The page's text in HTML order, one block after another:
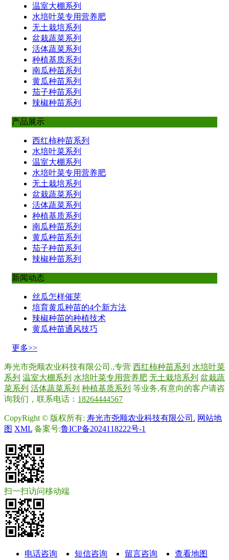
温室大棚系列
水培叶菜专用营养肥
无土栽培系列
盆栽蔬菜系列
活体蔬菜系列
种植基质系列
南瓜种苗系列
黄瓜种苗系列
茄子种苗系列
辣椒种苗系列
产品展示
西红柿种苗系列
水培叶菜系列
温室大棚系列
水培叶菜专用营养肥
无土栽培系列
盆栽蔬菜系列
活体蔬菜系列
种植基质系列
南瓜种苗系列
黄瓜种苗系列
茄子种苗系列
辣椒种苗系列
新闻动态
丝瓜怎样催芽
培育黄瓜种苗的4个新方法
辣椒种苗的种植技术
黄瓜种苗通风技巧
更多>>
寿光市尧顺农业科技有限公司.,专营 西红柿种苗系列 水培叶菜
系列 温室大棚系列 水培叶菜专用营养肥 无土栽培系列 盆栽蔬
菜系列 活体蔬菜系列 种植基质系列 等业务,有意向的客户请咨
询我们，联系电话： 18264444567
CopyRight © 版权所有: 寿光市尧顺农业科技有限公司. 网站地
图 XML 备案号:鲁ICP备2024118222号-1
扫一扫访问移动端
电话咨询 短信咨询 留言咨询 查看地图